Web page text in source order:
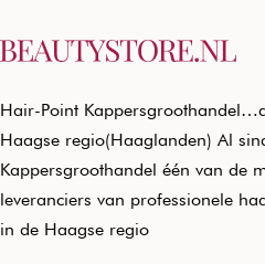
Hair-Point
Haagse regio(Haaglanden) Al
Kappersgroothandel één van de
leveranciers van professionele
in de Haagse regio